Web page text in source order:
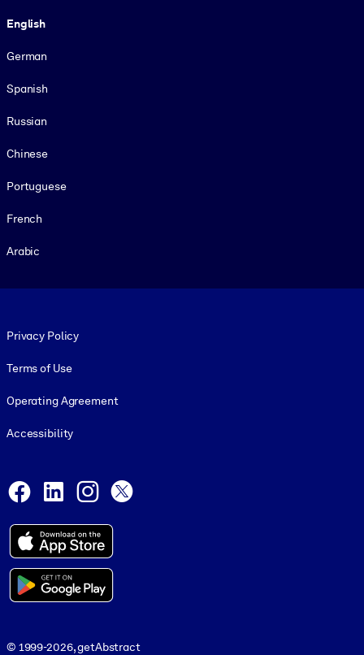
English
German
Spanish
Russian
Chinese
Portuguese
French
Arabic
Privacy Policy
Terms of Use
Operating Agreement
Accessibility
Facebook
LinkedInInstagram
© 1999-2026, getAbstract